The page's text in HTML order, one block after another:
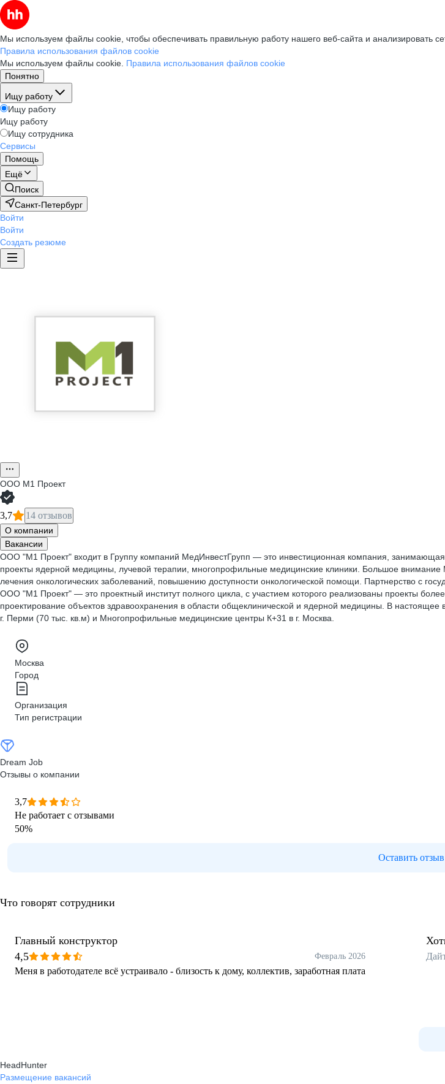
Мы используем файлы cookie, чтобы обеспечивать правильную работу нашего веб-сайта и анализировать
Правила использования файлов cookie
Мы используем файлы cookie. Правила использования файлов cookie
Понятно
Ищу работу
Ищу работу
Ищу работу
Ищу сотрудника
Сервисы
Помощь
Ещё
Поиск
Санкт-Петербург
Войти
Войти
Создать резюме
ООО М1 Проект
3,7 14 отзывов
О компании
Вакансии
ООО "М1 Проект" входит в Группу компаний МедИнвестГрупп — это инвестиционная компания,
проекты ядерной медицины, лучевой терапии, многопрофильные медицинские клиники. Большое внимание
лечения онкологических заболеваний, повышению доступности онкологической помощи. Партнерство с
ООО "М1 Проект" — это проектный институт полного цикла, с участием которого реализованы проекты
проектирование объектов здравоохранения в области общеклинической и ядерной медицины. В
г. Перми (70 тыс. кв.м) и Многопрофильные медицинские центры К+31 в г. Москва.
Москва
Город
Организация
Тип регистрации
Dream Job
Отзывы о компании
3,7
Не работает с отзывами
50%
Оставить отзыв
Что говорят сотрудники
Главный конструктор
4,5
Февраль 2026
Меня в работодателе всё устраивало - близость к дому, коллектив, заработная плата
HeadHunter
Размещение вакансий